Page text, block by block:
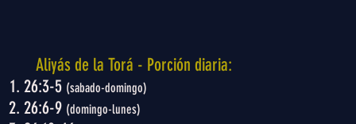
Aliyás de la Torá - Porción diaria:
26:3-5 (sabado-domingo)
26:6-9 (domingo-lunes)